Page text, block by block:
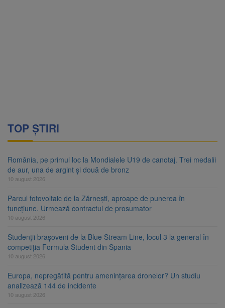
TOP ȘTIRI
România, pe primul loc la Mondialele U19 de canotaj. Trei medalii
de aur, una de argint și două de bronz
10 august 2026
Parcul fotovoltaic de la Zărnești, aproape de punerea în
funcțiune. Urmează contractul de prosumator
10 august 2026
Studenții brașoveni de la Blue Stream Line, locul 3 la general în
competiția Formula Student din Spania
10 august 2026
Europa, nepregătită pentru amenințarea dronelor? Un studiu
analizează 144 de incidente
10 august 2026